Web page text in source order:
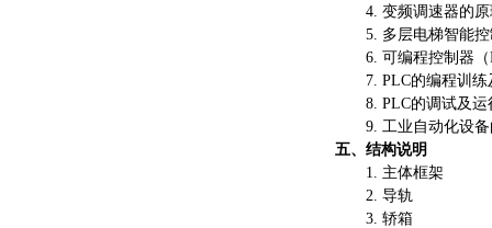
4. 变频调速器的
5. 多层电梯智能
6. 可编程控制器
7. PLC的编程训练
8. PLC的调试及运
9. 工业自动化设
五、结构说明
1. 主体框架
2. 导轨
3. 轿箱